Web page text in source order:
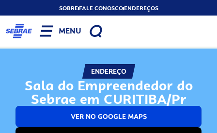
SOBREFALE CONOSCOENDEREÇOS
MENU
ENDEREÇO
Sala do Empreendedor do
Sebrae em CURITIBA/Pr
VER NO GOOGLE MAPS